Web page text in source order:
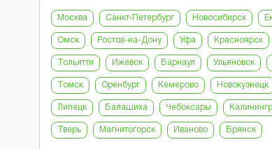
Москва Санкт-Петербург Новосибирск
Омск Ростов-на-Дону Уфа Красноярск
Тольятти Ижевск Барнаул Ульяновск
Томск Оренбург Кемерово Новокузнецк
Липецк Балашиха Чебоксары
Тверь Магнитогорск Иваново Брянск